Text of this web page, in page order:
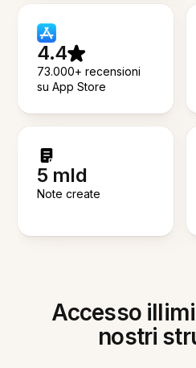
4.4
73.000+ recensioni
su App Store
5 mld
Note create
Accesso
nostri